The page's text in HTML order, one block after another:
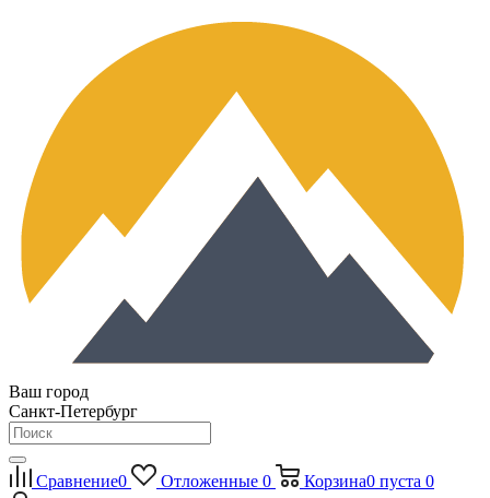
Ваш город
Санкт-Петербург
Сравнение0 Отложенные 0 Корзина0 пуста 0